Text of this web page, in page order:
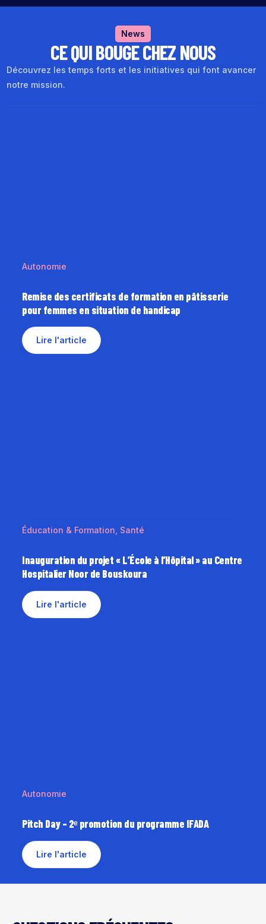
News
CE QUI BOUGE CHEZ NOUS
Découvrez les temps forts et les initiatives qui font avancer
notre mission.
Autonomie
Remise des certificats de formation en pâtisserie
pour femmes en situation de handicap
Lire l'article
Éducation & Formation Santé
Inauguration du projet « L’École à l’Hôpital » au Centre
Hospitalier Noor de Bouskoura
Lire l'article
Autonomie
Pitch Day – 2ᵉ promotion du programme IFADA
Lire l'article